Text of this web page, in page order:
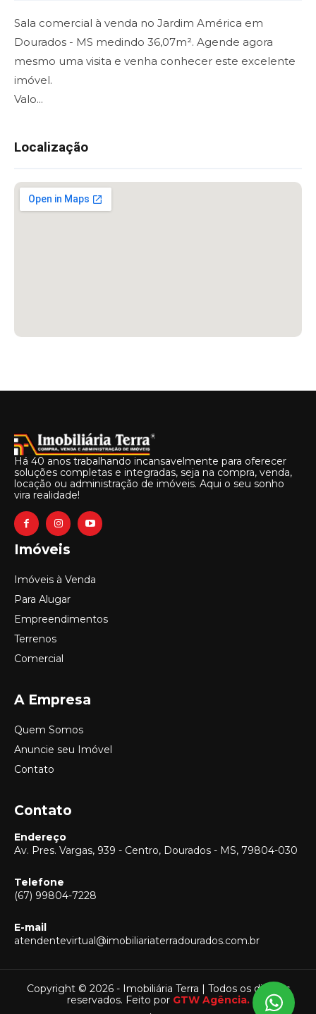
Sala comercial à venda no Jardim América em
Dourados - MS medindo 36,07m². Agende agora
mesmo uma visita e venha conhecer este excelente
imóvel.
Valo...
Localização
Há 40 anos trabalhando incansavelmente para oferecer
soluções completas e integradas, seja na compra, venda,
locação ou administração de imóveis. Aqui o seu sonho
vira realidade!
Imóveis
Imóveis à Venda
Para Alugar
Empreendimentos
Terrenos
Comercial
A Empresa
Quem Somos
Anuncie seu Imóvel
Contato
Contato
Endereço
Av. Pres. Vargas, 939 - Centro, Dourados - MS, 79804-030
Telefone
(67) 99804-7228
E-mail
atendentevirtual@imobiliariaterradourados.com.br
Copyright © 2026 - Imobiliária Terra | Todos os direitos
reservados. Feito por GTW Agência.
Vendas
(67) 99804-7228
Locação
(67) 99804-7228